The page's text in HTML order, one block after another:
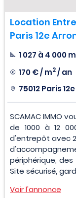
Location
Paris 12e
1 027 à 4 000 m
170 € / m2/ an
75012 Paris
SCAMAC IMMO
de 1000 à 12
d'entrepôt avec
périphérique,
Site sécurisé,
Voir l'annonce